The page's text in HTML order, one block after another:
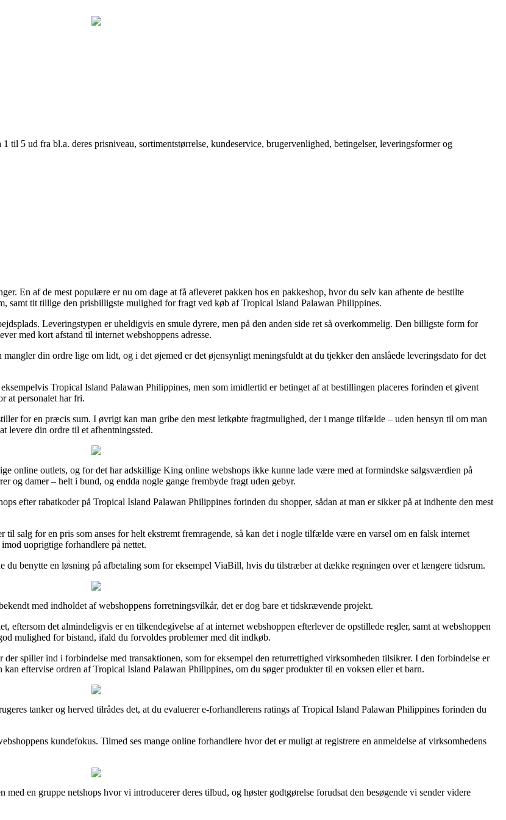
til 5 ud fra bl.a. deres prisniveau, sortimentstørrelse, kundeservice, brugervenlighed, betingelser, leveringsformer og
En af de mest populære er nu om dage at få afleveret pakken hos en pakkeshop, hvor du selv kan afhente de bestilte
samt tit tillige den prisbilligste mulighed for fragt ved køb af Tropical Island Palawan Philippines.
Leveringstypen er uheldigvis en smule dyrere, men på den anden side ret så overkommelig. Den billigste form for
med kort afstand til internet webshoppens adresse.
din ordre lige om lidt, og i det øjemed er det øjensynligt meningsfuldt at du tjekker den anslåede leveringsdato for det
Tropical Island Palawan Philippines, men som imidlertid er betinget af at bestillingen placeres forinden et givent
at personalet har fri.
for en præcis sum. I øvrigt kan man gribe den mest letkøbte fragtmulighed, der i mange tilfælde – uden hensyn til om man
levere din ordre til et afhentningssted.
online outlets, og for det har adskillige King online webshops ikke kunne lade være med at formindske salgsværdien på
og damer – helt i bund, og endda nogle gange frembyde fragt uden gebyr.
efter rabatkoder på Tropical Island Palawan Philippines forinden du shopper, sådan at man er sikker på at indhente den mest
salg for en pris som anses for helt ekstremt fremragende, så kan det i nogle tilfælde være en varsel om en falsk internet
uoprigtige forhandlere på nettet.
benytte en løsning på afbetaling som for eksempel ViaBill, hvis du tilstræber at dække regningen over et længere tidsrum.
med indholdet af webshoppens forretningsvilkår, det er dog bare et tidskrævende projekt.
eftersom det almindeligvis er en tilkendegivelse af at internet webshoppen efterlever de opstillede regler, samt at webshoppen
mulighed for bistand, ifald du forvoldes problemer med dit indkøb.
spiller ind i forbindelse med transaktionen, som for eksempel den returrettighed virksomheden tilsikrer. I den forbindelse er
eftervise ordren af Tropical Island Palawan Philippines, om du søger produkter til en voksen eller et barn.
tanker og herved tilrådes det, at du evaluerer e-forhandlerens ratings af Tropical Island Palawan Philippines forinden du
kundefokus. Tilmed ses mange online forhandlere hvor det er muligt at registrere en anmeldelse af virksomhedens
en gruppe netshops hvor vi introducerer deres tilbud, og høster godtgørelse forudsat den besøgende vi sender videre